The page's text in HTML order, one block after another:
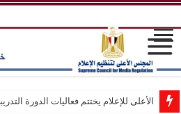
الأعلى للإعلام يختتم فعاليات الدورة